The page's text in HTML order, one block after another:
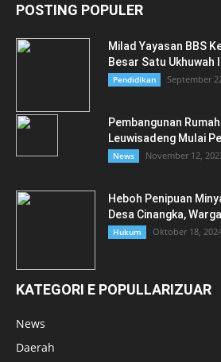
POSTING POPULER
Milad Yayasan BBS
Besar Satu Ukhuwah
Pendidikan September
Pembangunan
Leuwisadeng Mulai
News November 12,
Heboh Penipuan
Desa Cinangka,
Hukum Oktober 18,
KATEGORI E POPULLARIZUAR
News
Daerah